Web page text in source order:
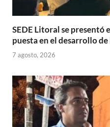
SEDE Litoral se presentó
puesta en el desarrollo
7 agosto, 2026